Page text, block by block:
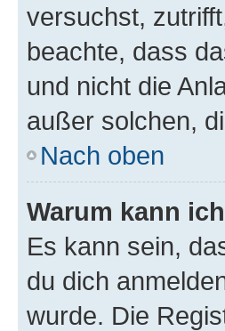
versuchst,
beachte, dass
und nicht die
außer solchen,
Nach oben
Warum kann
Es kann sein,
du dich
wurde. Die